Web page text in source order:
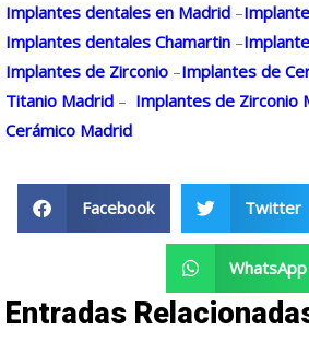
Implantes dentales en Madrid –
Implantes dentales Chamartin –
Implantes de Zirconio –Implantes de
Titanio Madrid – Implantes de Zirconio
Cerámico Madrid
Facebook Twitter
WhatsApp
Entradas